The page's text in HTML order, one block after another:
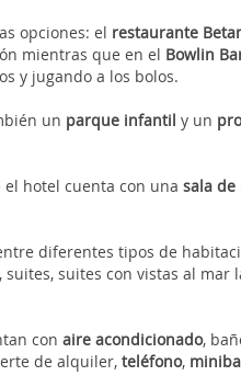
opciones: el restaurante
mientras que en el Bowlin
y jugando a los bolos.
un parque infantil y un
el hotel cuenta con unasala
diferentes tipos de
suites con vistas al mar
con aire acondicionado,
de alquiler, teléfono,